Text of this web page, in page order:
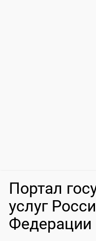
Портал
услуг
Федерации